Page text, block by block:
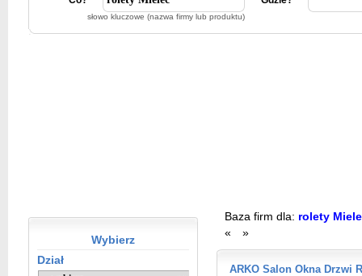
słowo kluczowe (nazwa firmy lub produktu)
Wybierz
Dział
Baza firm dla: rolety
«
»
ARKO Salon Okna Drzwi